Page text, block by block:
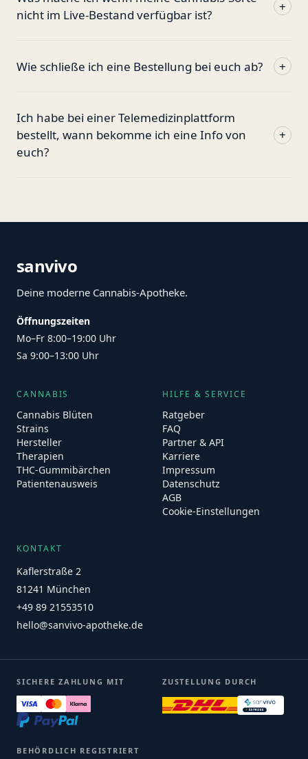
nicht im Live-Bestand verfügbar ist?
+
Wie schließe ich eine Bestellung bei euch ab? +
Ich habe bei einer Telemedizinplattform
bestellt, wann bekomme ich eine Info von
euch?
+
sanvivo
Deine moderne Cannabis-Apotheke.
Öffnungszeiten
Mo–Fr 8:00–19:00 Uhr
Sa 9:00–13:00 Uhr
CANNABIS
Cannabis Blüten
Strains
Hersteller
Therapien
THC-Gummibärchen
Patientenausweis
HILFE & SERVICE
Ratgeber
FAQ
Partner & API
Karriere
Impressum
Datenschutz
AGB
Cookie-Einstellungen
KONTAKT
Kaflerstraße 2
81241 München
+49 89 21553510
hello@sanvivo-apotheke.de
SICHERE ZAHLUNG MIT ZUSTELLUNG DURCH
BEHÖRDLICH REGISTRIERT